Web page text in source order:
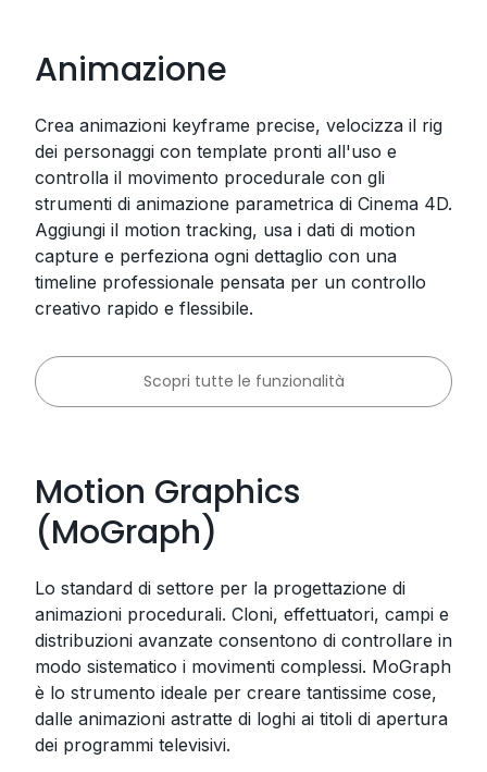
Animazione
Crea animazioni keyframe precise, velocizza il rig
dei personaggi con template pronti all'uso e
controlla il movimento procedurale con gli
strumenti di animazione parametrica di Cinema 4D.
Aggiungi il motion tracking, usa i dati di motion
capture e perfeziona ogni dettaglio con una
timeline professionale pensata per un controllo
creativo rapido e flessibile.
Scopri tutte le funzionalità
Motion Graphics
(MoGraph)
Lo standard di settore per la progettazione di
animazioni procedurali. Cloni, effettuatori, campi e
distribuzioni avanzate consentono di controllare in
modo sistematico i movimenti complessi. MoGraph
è lo strumento ideale per creare tantissime cose,
dalle animazioni astratte di loghi ai titoli di apertura
dei programmi televisivi.